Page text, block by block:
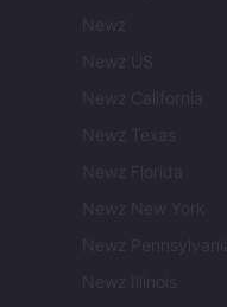
Newz
Newz US
Newz California
Newz Texas
Newz Florida
Newz New York
Newz Pennsylvania
Newz Illinois